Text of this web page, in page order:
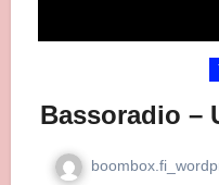
Bassoradio –